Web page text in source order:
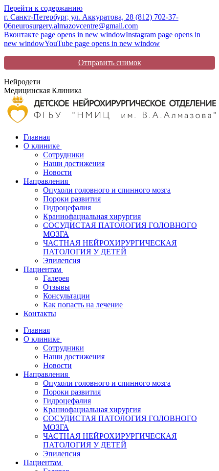
Перейти к содержанию
г. Санкт-Петербург, ул. Аккуратова, 28 (812) 702-37-
06neurosurgery.almazovcentre@gmail.com
Вконтакте page opens in new windowInstagram page opens in
new windowYouTube page opens in new window
Отправить снимок
Нейродети
Медицинская Клиника
Главная
О клинике
Сотрудники
Наши достижения
Новости
Направления
Опухоли головного и спинного мозга
Пороки развития
Гидроцефалия
Краниофациальная хирургия
СОСУДИСТАЯ ПАТОЛОГИЯ ГОЛОВНОГО
МОЗГА
ЧАСТНАЯ НЕЙРОХИРУРГИЧЕСКАЯ
ПАТОЛОГИЯ У ДЕТЕЙ
Эпилепсия
Пациентам
Галерея
Отзывы
Консультации
Как попасть на лечение
Контакты
Главная
О клинике
Сотрудники
Наши достижения
Новости
Направления
Опухоли головного и спинного мозга
Пороки развития
Гидроцефалия
Краниофациальная хирургия
СОСУДИСТАЯ ПАТОЛОГИЯ ГОЛОВНОГО
МОЗГА
ЧАСТНАЯ НЕЙРОХИРУРГИЧЕСКАЯ
ПАТОЛОГИЯ У ДЕТЕЙ
Эпилепсия
Пациентам